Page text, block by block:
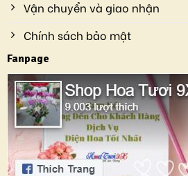
Vận chuyển và giao nhận
Chính sách bảo mật
Fanpage